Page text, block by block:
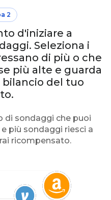
2
d'iniziare a
Seleziona i
di più o che
più alte e guarda
del tuo
di sondaggi che puoi
più sondaggi riesci a
ricompensato.